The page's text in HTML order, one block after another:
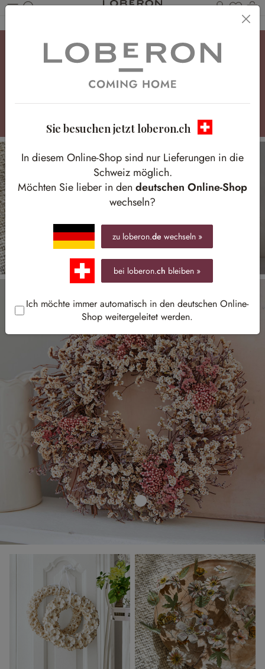
Du
Frühling, der bleibt
Zarte Kränze & Girlanden mit frischen Farben – für
einen Look, der lange schön bleibt
Sie besuchen jetzt loberon.ch
In diesem Online-Shop sind nur Lieferungen in die
Schweiz möglich.
Möchten Sie lieber in den deutschen Online-Shop
wechseln?
zu loberon.de wechseln »
bei loberon.ch bleiben »
Ich möchte immer automatisch in den deutschen Online-
Shop weitergeleitet werden.